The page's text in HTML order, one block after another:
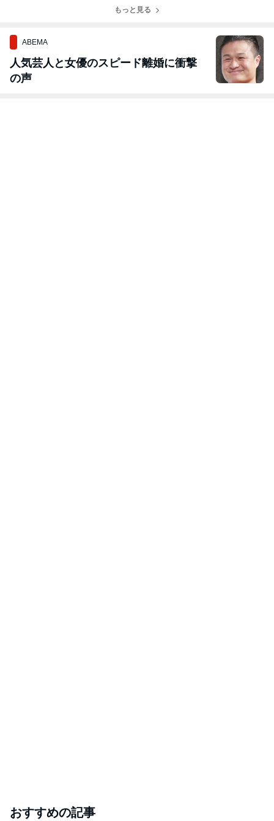
もっと見る
ABEMA
人気芸人と女優のスピード離婚に衝撃
の声
おすすめの記事